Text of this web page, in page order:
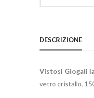
DESCRIZIONE
Vistosi Giogali
vetro cristallo,